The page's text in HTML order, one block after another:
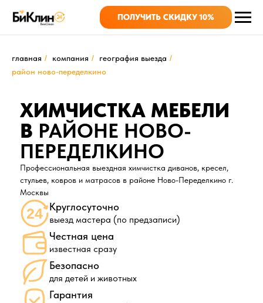
ПОЛУЧИТЬ СКИДКУ 10%
главная / компания / география выезда /
район ново-переделкино
ХИМЧИСТКА МЕБЕЛИ
В РАЙОНЕ НОВО-
ПЕРЕДЕЛКИНО
Профессиональная выездная химчистка диванов, кресел,
стульев, ковров и матрасов в районе Ново-Переделкино г.
Москвы
Круглосуточно
выезд мастера (по предзаписи)
Честная цена
известная сразу
Безопасно
для детей и животных
Гарантия